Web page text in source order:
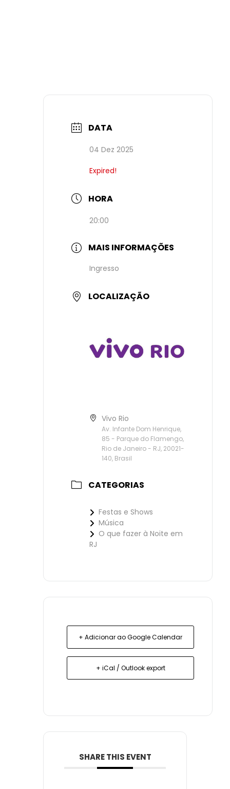
DATA
04 Dez 2025
Expired!
HORA
20:00
MAIS INFORMAÇÕES
Ingresso
LOCALIZAÇÃO
Vivo Rio
Av. Infante Dom Henrique,
85 - Parque do Flamengo,
Rio de Janeiro - RJ, 20021-
140, Brasil
CATEGORIAS
Festas e Shows
Música
O que fazer à Noite em
RJ
+ Adicionar ao Google Calendar
+ iCal / Outlook export
SHARE THIS EVENT